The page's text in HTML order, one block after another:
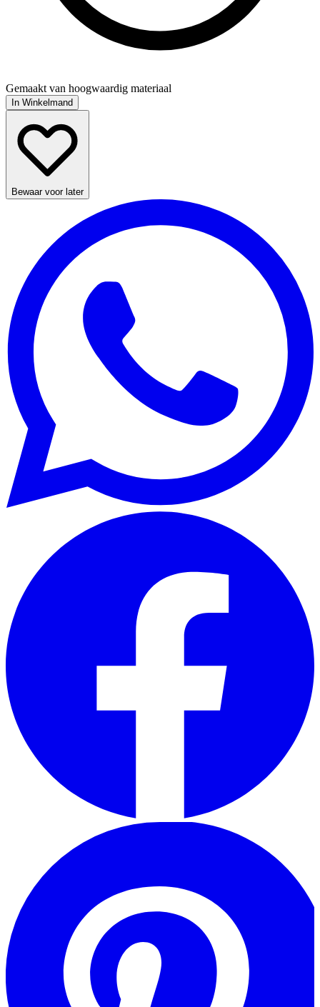
Gemaakt van hoogwaardig materiaal
In Winkelmand
Bewaar voor later